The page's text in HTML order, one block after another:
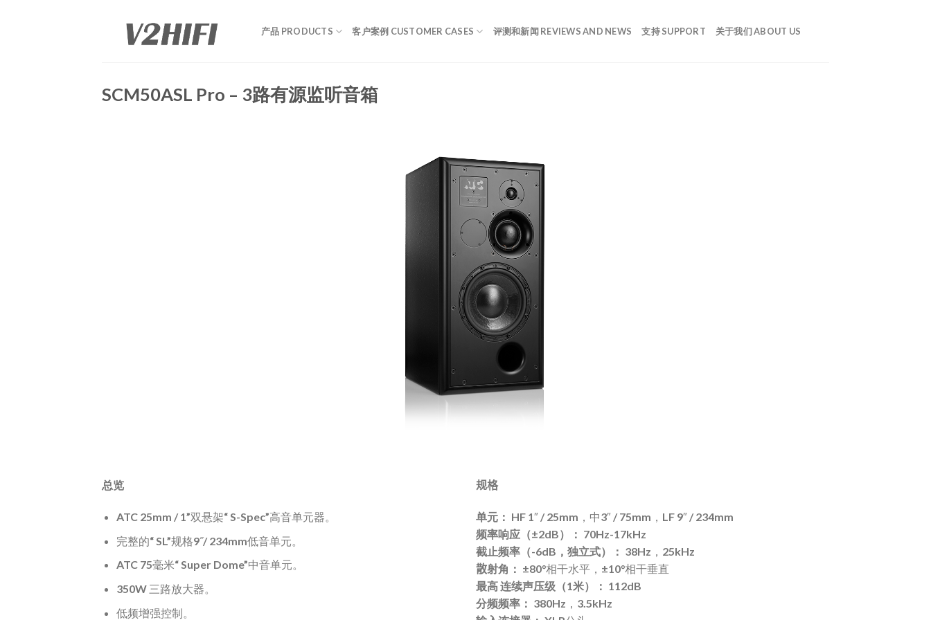
产品 PRODUCTS 客户案例 CUSTOMER CASES 评测和新闻 REVIEWS AND NEWS 支持 SUPPORT 关于我们 ABOUT US
SCM50ASL Pro – 3路有源监听音箱
总览
ATC 25mm / 1”双悬架“ S-Spec”高音单元器。
完整的“ SL”规格9˝/ 234mm低音单元。
ATC 75毫米“ Super Dome”中音单元。
350W 三路放大器。
低频增强控制。
规格
单元： HF 1″ / 25mm，中3″ / 75mm，LF 9″ / 234mm
频率响应（±2dB）： 70Hz-17kHz
截止频率（-6dB，独立式）： 38Hz，25kHz
散射角： ±80°相干水平，±10°相干垂直
最高连续声压级（1米）： 112dB
分频频率： 380Hz，3.5kHz